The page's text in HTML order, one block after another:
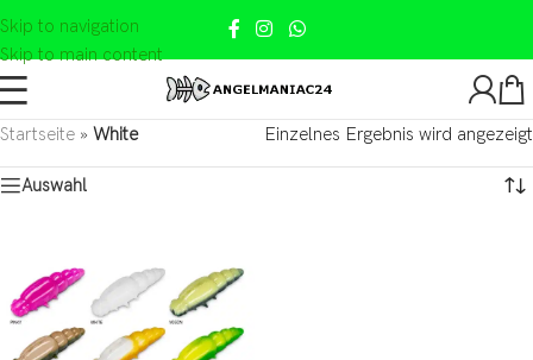
Skip to navigation
Skip to main content
Startseite » White Einzelnes Ergebnis wird angezeigt
Auswahl